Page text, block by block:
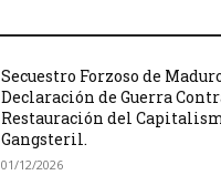
Secuestro Forzoso de
Declaración de Guerra
Restauración del
Gangsteril.
01/12/2026